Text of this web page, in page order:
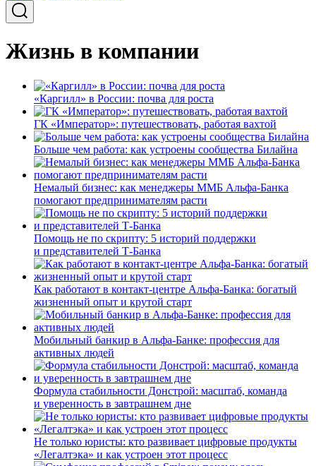
Жизнь в компании
«Каргилл» в России: почва для роста
ГК «Император»: путешествовать, работая вахтой
Больше чем работа: как устроены сообщества Билайна
Немалый бизнес: как менеджеры ММБ Альфа-Банка
помогают предпринимателям расти
Помощь не по скрипту: 5 историй поддержки
и представителей Т-Банка
Как работают в контакт-центре Альфа-Банка: богатый
жизненный опыт и крутой старт
Мобильный банкир в Альфа-Банке: профессия для
активных людей
Формула стабильности Донстрой: масштаб, команда
и уверенность в завтрашнем дне
Не только юристы: кто развивает цифровые продукты
«Легалтэка» и как устроен этот процесс